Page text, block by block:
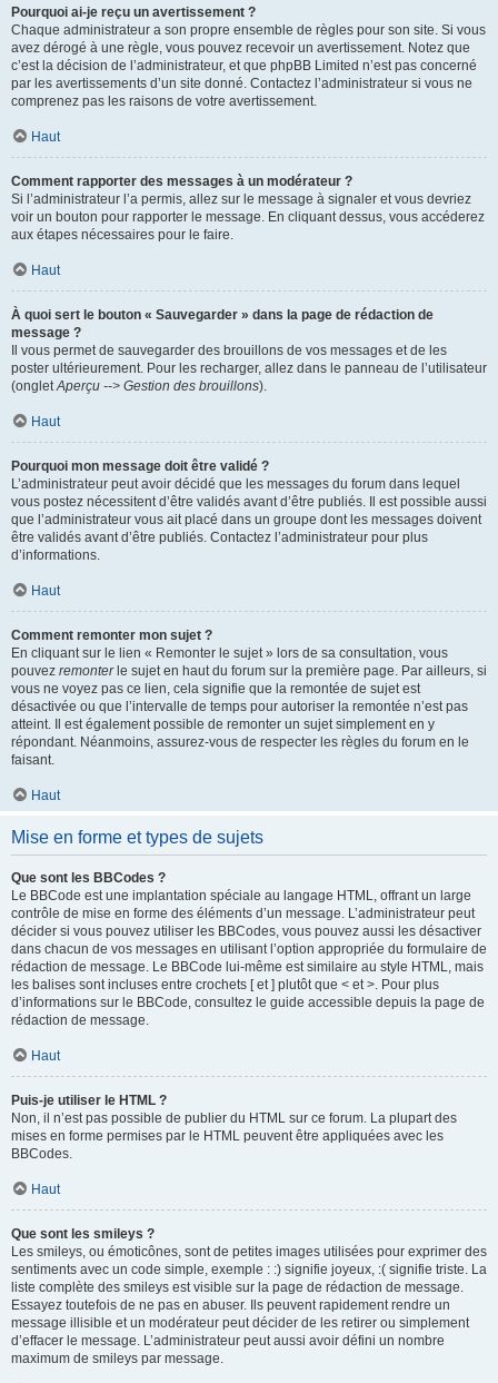
Pourquoi ai-je reçu un avertissement ?
Chaque administrateur a son propre ensemble de règles pour son site. Si vous
avez dérogé à une règle, vous pouvez recevoir un avertissement. Notez que
c’est la décision de l’administrateur, et que phpBB Limited n’est pas concerné
par les avertissements d’un site donné. Contactez l’administrateur si vous ne
comprenez pas les raisons de votre avertissement.
Haut
Comment rapporter des messages à un modérateur ?
Si l’administrateur l’a permis, allez sur le message à signaler et vous devriez
voir un bouton pour rapporter le message. En cliquant dessus, vous accéderez
aux étapes nécessaires pour le faire.
Haut
À quoi sert le bouton « Sauvegarder » dans la page de rédaction de
message ?
Il vous permet de sauvegarder des brouillons de vos messages et de les
poster ultérieurement. Pour les recharger, allez dans le panneau de l’utilisateur
(ongletAperçu --> Gestion des brouillons).
Haut
Pourquoi mon message doit être validé ?
L’administrateur peut avoir décidé que les messages du forum dans lequel
vous postez nécessitent d’être validés avant d’être publiés. Il est possible aussi
que l’administrateur vous ait placé dans un groupe dont les messages doivent
être validés avant d’être publiés. Contactez l’administrateur pour plus
d’informations.
Haut
Comment remonter mon sujet ?
En cliquant sur le lien « Remonter le sujet » lors de sa consultation, vous
pouvez remonterle sujet en haut du forum sur la première page. Par ailleurs, si
vous ne voyez pas ce lien, cela signifie que la remontée de sujet est
désactivée ou que l’intervalle de temps pour autoriser la remontée n’est pas
atteint. Il est également possible de remonter un sujet simplement en y
répondant. Néanmoins, assurez-vous de respecter les règles du forum en le
faisant.
Haut
Mise en forme et types de sujets
Que sont les BBCodes ?
Le BBCode est une implantation spéciale au langage HTML, offrant un large
contrôle de mise en forme des éléments d’un message. L’administrateur peut
décider si vous pouvez utiliser les BBCodes, vous pouvez aussi les désactiver
dans chacun de vos messages en utilisant l’option appropriée du formulaire de
rédaction de message. Le BBCode lui-même est similaire au style HTML, mais
les balises sont incluses entre crochets [ et ] plutôt que < et >. Pour plus
d’informations sur le BBCode, consultez le guide accessible depuis la page de
rédaction de message.
Haut
Puis-je utiliser le HTML ?
Non, il n’est pas possible de publier du HTML sur ce forum. La plupart des
mises en forme permises par le HTML peuvent être appliquées avec les
BBCodes.
Haut
Que sont les smileys ?
Les smileys, ou émoticônes, sont de petites images utilisées pour exprimer des
sentiments avec un code simple, exemple : :) signifie joyeux, :( signifie triste. La
liste complète des smileys est visible sur la page de rédaction de message.
Essayez toutefois de ne pas en abuser. Ils peuvent rapidement rendre un
message illisible et un modérateur peut décider de les retirer ou simplement
d’effacer le message. L’administrateur peut aussi avoir défini un nombre
maximum de smileys par message.